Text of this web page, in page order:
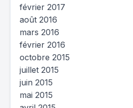
février 2017
août 2016
mars 2016
février 2016
octobre 2015
juillet 2015
juin 2015
mai 2015